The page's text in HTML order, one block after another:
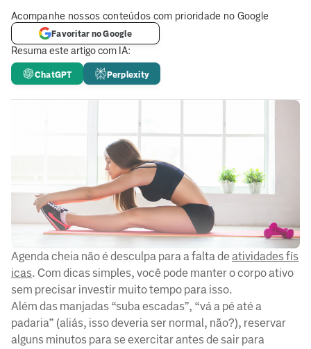
Resuma este artigo com IA:
ChatGPT Perplexity
Acompanhe nossos conteúdos com prioridade no Google
Favoritar no Google
Agenda cheia não é desculpa para a falta deatividades fís
icas. Com dicas simples, você pode manter o corpo ativo
sem precisar investir muito tempo para isso.
Além das manjadas “suba escadas”, “vá a pé até a
padaria” (aliás, isso deveria ser normal, não?), reservar
alguns minutos para se exercitar antes de sair para